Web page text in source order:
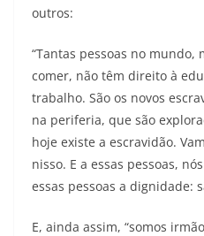
outros:
“Tantas pessoas no
comer, não têm direito à
trabalho. São os novos
na periferia, que são
hoje existe a escravidão.
nisso. E a essas pessoas,
essas pessoas a dignidade:
E, ainda assim, “somos